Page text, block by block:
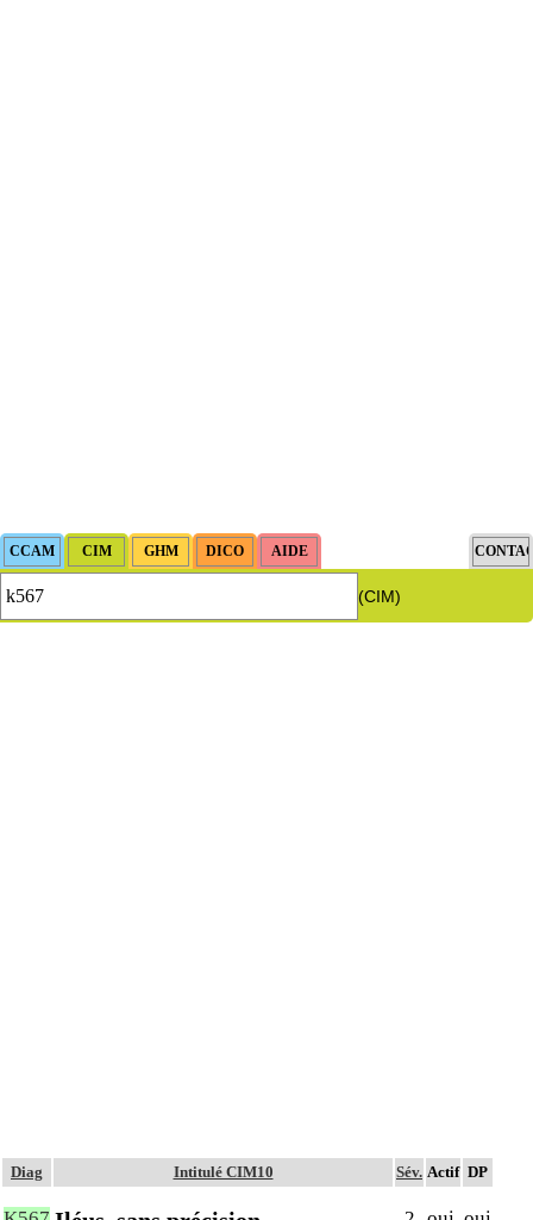
(CIM)
Diag Intitulé CIM10 Sév. Actif DP